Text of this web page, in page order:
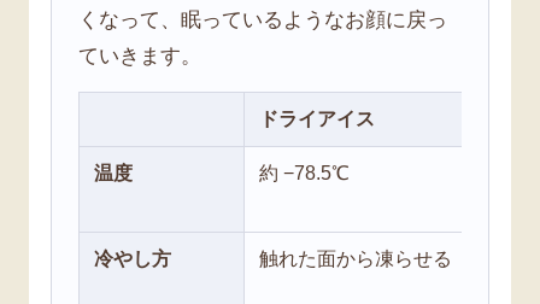
くなって、眠っているようなお顔に戻っ
ていきます。
ドライアイス
温度 約 −78.5℃
冷やし方 触れた面から凍らせる